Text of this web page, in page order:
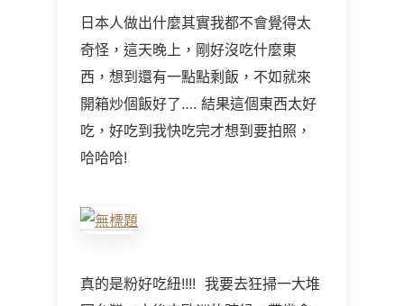
日本人做出什麼其實我都不會覺得太
奇怪，這天晚上，剛好沒吃什麼東
西，想到還有一點點剩飯，不如就來
開箱炒個飯好了…. 結果這個東西太好
吃，好吃到我快吃完才想到要拍照，
哈哈哈!
真的是粉好吃紐!!!! 我要去狂掃一大堆